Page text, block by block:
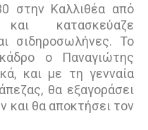
στην Καλλιθέα από
κατασκεύαζε
σιδηροσωλήνες. Το
ο Παναγιώτης
και με τη γενναία
θα εξαγοράσει
και θα αποκτήσει τον